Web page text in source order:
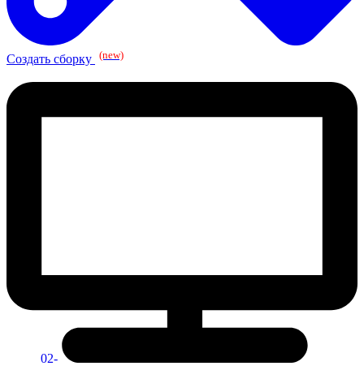
Создать сборку (new)
02-